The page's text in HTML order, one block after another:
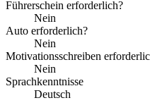
Führerschein erforderlich?
Nein
Auto erforderlich?
Nein
Motivationsschreiben
Nein
Sprachkenntnisse
Deutsch